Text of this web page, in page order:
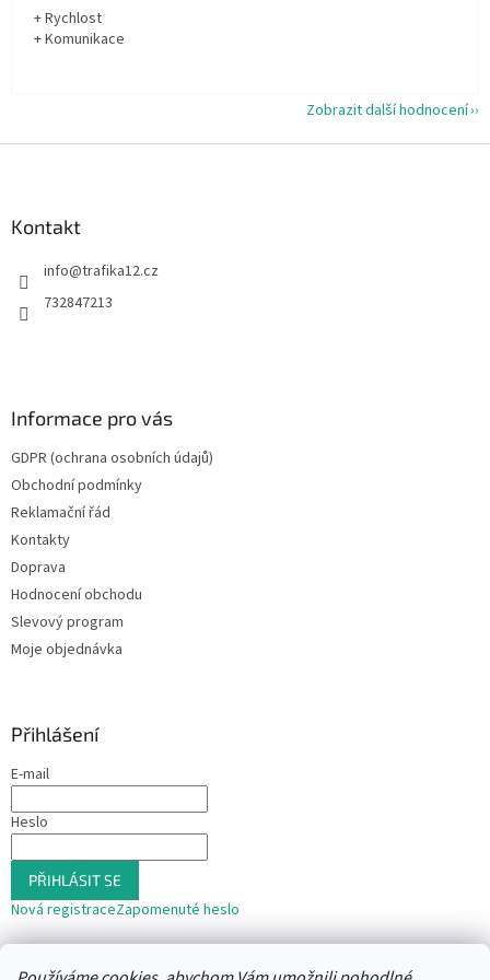
+ Rychlost
+ Komunikace
Zobrazit další hodnocení
Kontakt
info@trafika12.cz
732847213
Informace pro vás
GDPR (ochrana osobních údajů)
Obchodní podmínky
Reklamační řád
Kontakty
Doprava
Hodnocení obchodu
Slevový program
Moje objednávka
Přihlášení
E-mail
Heslo
PŘIHLÁSIT SE
Nová registraceZapomenuté heslo
nebo